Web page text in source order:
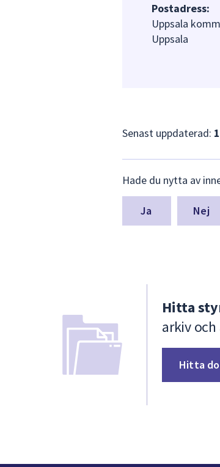
Postadress:
Uppsala
Uppsala
Senast uppdaterad:
synpunkter
för
denna
Hade du nytta av
Nej
Hitta
arkiv
Hitta